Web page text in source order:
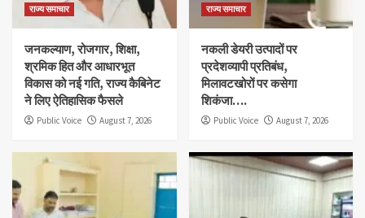
राज्य समाचार
जनकल्याण, रोजगार, शिक्षा,
श्रमिक हित और आधारभूत
विकास को नई गति, राज्य कैबिनेट
ने लिए ऐतिहासिक फैसले
Public Voice August 7, 2026
राज्य समाचार
नकली डेयरी उत्पादों पर
प्रदेशव्यापी प्रतिबंध,
मिलावटखोरों पर कसेगा
शिकंजा….
Public Voice August 7, 2026